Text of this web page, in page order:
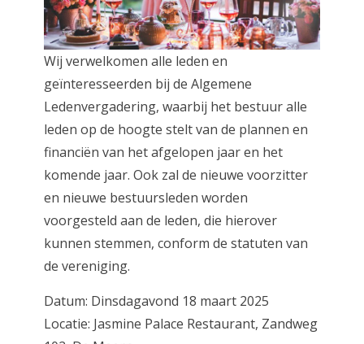
Wij verwelkomen alle leden en
geïnteresseerden bij de Algemene
Ledenvergadering, waarbij het bestuur alle
leden op de hoogte stelt van de plannen en
financiën van het afgelopen jaar en het
komende jaar. Ook zal de nieuwe voorzitter
en nieuwe bestuursleden worden
voorgesteld aan de leden, die hierover
kunnen stemmen, conform de statuten van
de vereniging.
Datum: Dinsdagavond 18 maart 2025
Locatie: Jasmine Palace Restaurant, Zandweg